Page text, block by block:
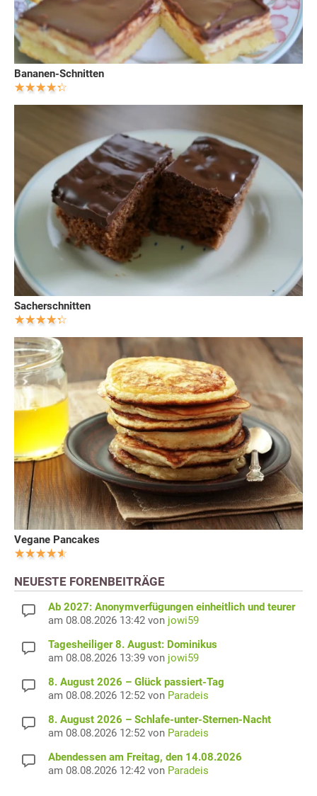
Bananen-Schnitten
Sacherschnitten
Vegane Pancakes
NEUESTE FORENBEITRÄGE
Ab 2027: Anonymverfügungen einheitlich und teurer
am 08.08.2026 13:42 von jowi59
Tagesheiliger 8. August: Dominikus
am 08.08.2026 13:39 von jowi59
8. August 2026 – Glück passiert-Tag
am 08.08.2026 12:52 von Paradeis
8. August 2026 – Schlafe-unter-Sternen-Nacht
am 08.08.2026 12:52 von Paradeis
Abendessen am Freitag, den 14.08.2026
am 08.08.2026 12:42 von Paradeis